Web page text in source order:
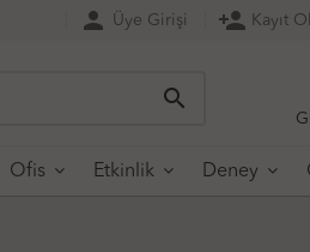
person Üye Girişi person_add Kayıt Ol
search
Ofis Etkinlik Deney